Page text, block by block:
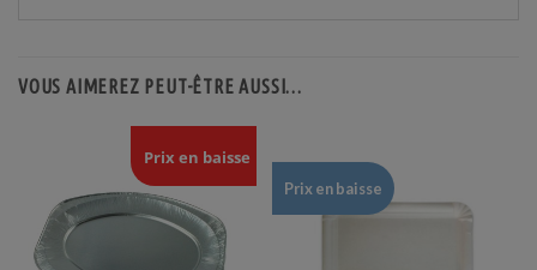
VOUS AIMEREZ PEUT-ÊTRE AUSSI…
Prix en baisse
Prix en baisse